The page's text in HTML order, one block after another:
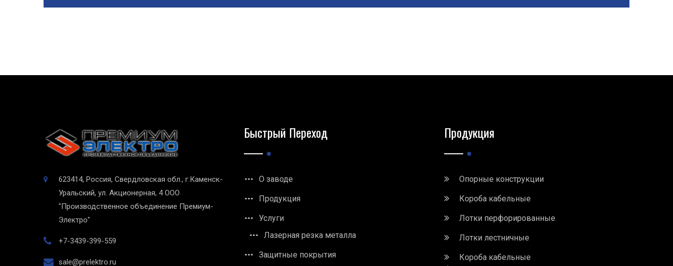
623414, Россия, Свердловская обл., г.Каменск-
Уральский, ул. Акционерная, 4 ООО
"Производственное объединение Премиум-
Электро"
+7-3439-399-559
sale@prelektro.ru
Быстрый Переход
О заводе
Продукция
Услуги
Лазерная резка металла
Защитные покрытия
Продукция
Опорные конструкции
Короба кабельные
Лотки перфорированные
Лотки лестничные
Короба кабельные